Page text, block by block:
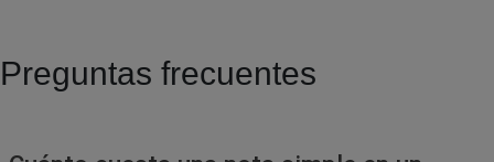
Preguntas frecuentes